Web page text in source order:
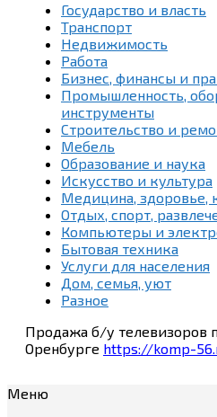
Государство и власть
Транспорт
Недвижимость
Работа
Бизнес, финансы и
Промышленность,
инструменты
Строительство и
Мебель
Образование и наука
Искусство и культура
Медицина, здоровье,
Отдых, спорт,
Компьютеры и
Бытовая техника
Услуги для населения
Дом, семья, уют
Разное
Продажа б/у телевизоров
Оренбурге https://komp-
Меню